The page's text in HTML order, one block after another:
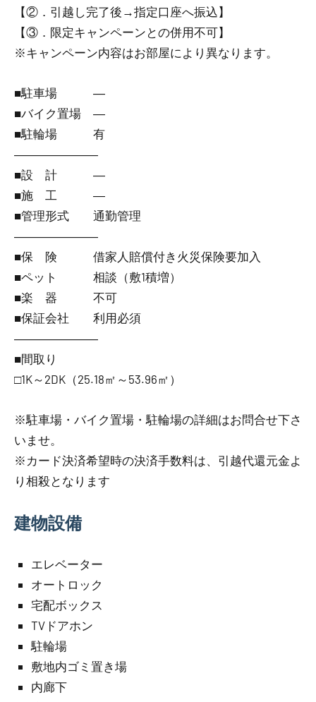
【②．引越し完了後→指定口座へ振込】
【③．限定キャンペーンとの併用不可】
※キャンペーン内容はお部屋により異なります。
■駐車場 ―
■バイク置場 ―
■駐輪場 有
―――――――
■設 計 ―
■施 工 ―
■管理形式 通勤管理
―――――――
■保 険 借家人賠償付き火災保険要加入
■ペット 相談（敷1積増）
■楽 器 不可
■保証会社 利用必須
―――――――
■間取り
□1K～2DK（25.18㎡～53.96㎡）
※駐車場・バイク置場・駐輪場の詳細はお問合せ下さ
いませ。
※カード決済希望時の決済手数料は、引越代還元金よ
り相殺となります
建物設備
エレベーター
オートロック
宅配ボックス
TVドアホン
駐輪場
敷地内ゴミ置き場
内廊下